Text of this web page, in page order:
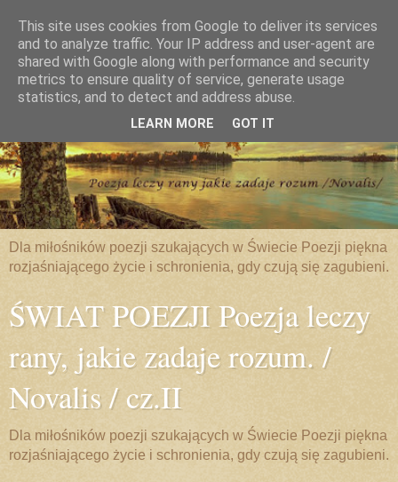
Dla miłośników poezji szukających w Świecie Poezji piękna
rozjaśniającego życie i schronienia, gdy czują się zagubieni.
ŚWIAT POEZJI Poezja leczy
rany, jakie zadaje rozum. /
Novalis / cz.II
Dla miłośników poezji szukających w Świecie Poezji piękna
rozjaśniającego życie i schronienia, gdy czują się zagubieni.
This site uses cookies from Google to deliver its services
and to analyze traffic. Your IP address and user-agent are
shared with Google along with performance and security
metrics to ensure quality of service, generate usage
statistics, and to detect and address abuse.
LEARN MORE GOT IT